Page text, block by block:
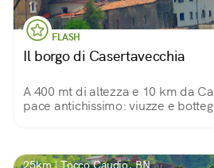
FLASH
Il borgo di Casertavecchia
A 400 mt di altezza e 10 km da
pace antichissimo: viuzze e
25km | Tocco Caudio, BN